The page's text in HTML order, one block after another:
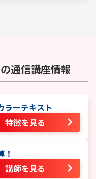
の通信講座情報
ラーテキスト
特徴を見る
！
講師を見る